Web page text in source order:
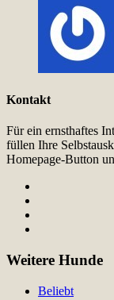
Kontakt
Für ein ernsthaftes
füllen Ihre
Homepage-Button
Weitere Hunde
Beliebt